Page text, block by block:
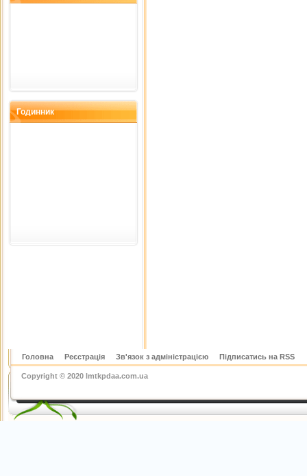
Годинник
Головна Реєстрація Зв'язок з адміністрацією Підписатись на RSS
Copyright © 2020 lmtkpdaa.com.ua